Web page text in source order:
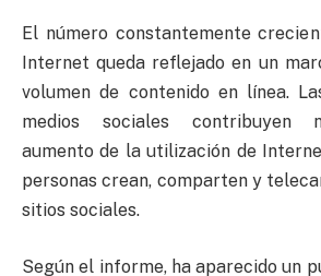
El número constantemente
Internet queda reflejado en un
volumen de contenido en línea.
medios sociales contribuyen
aumento de la utilización de
personas crean, comparten y
sitios sociales.
Según el informe, ha aparecido un